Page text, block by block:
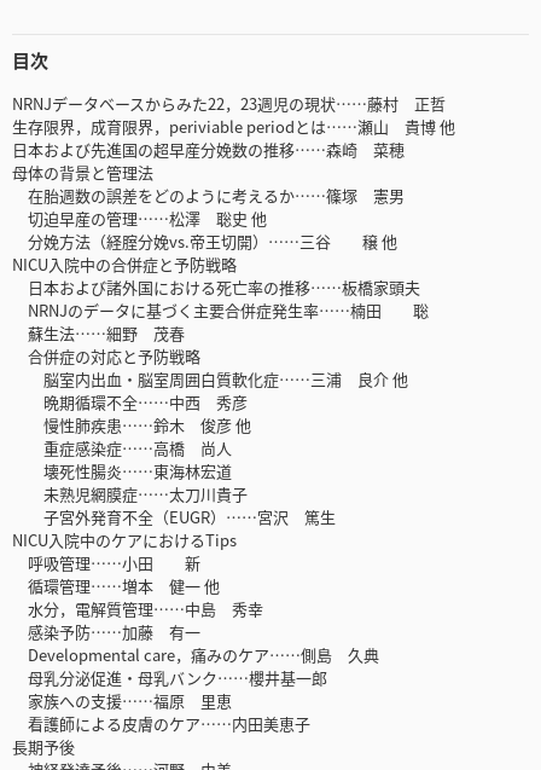
目次
NRNJデータベースからみた22，23週児の現状……藤村 正哲
生存限界，成育限界，periviable periodとは……瀬山 貴博 他
日本および先進国の超早産分娩数の推移……森崎 菜穂
母体の背景と管理法
在胎週数の誤差をどのように考えるか……篠塚 憲男
切迫早産の管理……松澤 聡史 他
分娩方法（経腟分娩vs.帝王切開）……三谷 穣 他
NICU入院中の合併症と予防戦略
日本および諸外国における死亡率の推移……板橋家頭夫
NRNJのデータに基づく主要合併症発生率……楠田 聡
蘇生法……細野 茂春
合併症の対応と予防戦略
脳室内出血・脳室周囲白質軟化症……三浦 良介 他
晩期循環不全……中西 秀彦
慢性肺疾患……鈴木 俊彦 他
重症感染症……高橋 尚人
壊死性腸炎……東海林宏道
未熟児網膜症……太刀川貴子
子宮外発育不全（EUGR）……宮沢 篤生
NICU入院中のケアにおけるTips
呼吸管理……小田 新
循環管理……増本 健一 他
水分，電解質管理……中島 秀幸
感染予防……加藤 有一
Developmental care，痛みのケア……側島 久典
母乳分泌促進・母乳バンク……櫻井基一郎
家族への支援……福原 里恵
看護師による皮膚のケア……内田美恵子
長期予後